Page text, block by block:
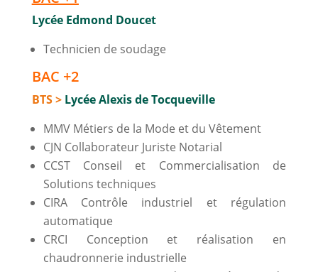
Lycée Edmond Doucet
Technicien de soudage
BAC +2
BTS > Lycée Alexis de Tocqueville
MMV Métiers de la Mode et du Vêtement
CJN Collaborateur Juriste Notarial
CCST Conseil et Commercialisation de
Solutions techniques
CIRA Contrôle industriel et régulation
automatique
CRCI Conception et réalisation en
chaudronnerie industrielle